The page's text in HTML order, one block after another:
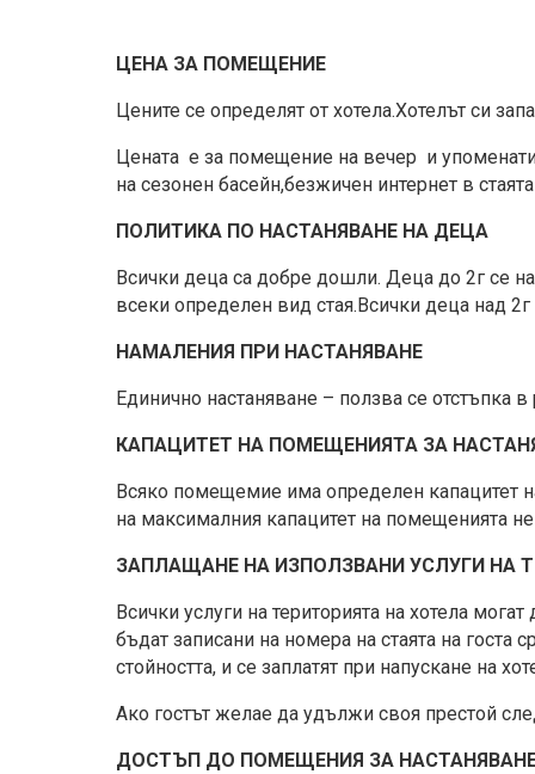
ЦЕНА ЗА ПОМЕЩЕНИЕ
Цените се определят от хотела.Хотелът си
Цената е за помещение на вечер и
на сезонен басейн,безжичен интернет в
ПОЛИТИКА ПО НАСТАНЯВАНЕ НА ДЕЦА
Всички деца са добре дошли. Деца до 2г се
всеки определен вид стая.Всички деца над
НАМАЛЕНИЯ ПРИ НАСТАНЯВАНЕ
Единично настаняване – ползва се отстъпка
КАПАЦИТЕТ НА ПОМЕЩЕНИЯТА ЗА
Всяко помещемие има определен капацитет
на максималния капацитет на помещенията
ЗАПЛАЩАНЕ НА ИЗПОЛЗВАНИ УСЛУГИ НА
Всички услуги на територията на хотела
бъдат записани на номера на стаята на госта
стойността, и се заплатят при напускане на
Ако гостът желае да удължи своя престой
ДОСТЪП ДО ПОМЕЩЕНИЯ ЗА